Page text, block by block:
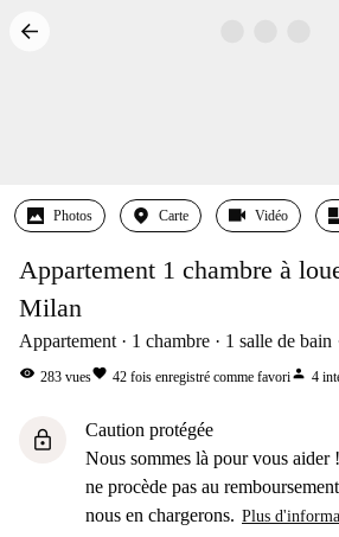
Photos Carte Vidéo
Appartement 1 chambre à
Milan
Appartement 1 chambre 1 salle de bain
visibility 283 vuesfavorite 42 fois enregistré comme favoriperson 4
lock
Caution protégée
Nous sommes là pour vous aider
ne procède pas au
nous en chargerons. Plus